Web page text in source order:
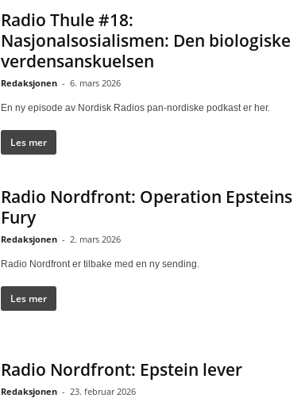
Radio Thule #18:
Nasjonalsosialismen: Den biologiske
verdensanskuelsen
Redaksjonen - 6. mars 2026
En ny episode av Nordisk Radios pan-nordiske podkast er her.
Les mer
Radio Nordfront: Operation Epsteins
Fury
Redaksjonen - 2. mars 2026
Radio Nordfront er tilbake med en ny sending.
Les mer
Radio Nordfront: Epstein lever
Redaksjonen - 23. februar 2026